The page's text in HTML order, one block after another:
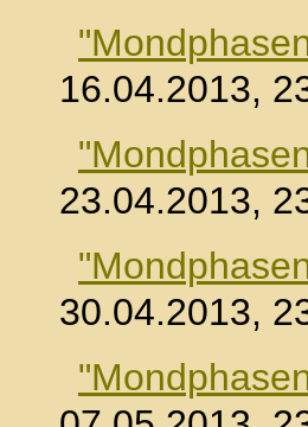
16.04.2013,
23.04.2013,
30.04.2013,